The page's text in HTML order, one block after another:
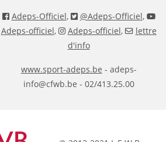
Adeps-Officiel, @Adeps-Officiel,
Adeps-officiel, Adeps-officiel,
lettre
d'info
www.sport-adeps.be - adeps-
info@cfwb.be - 02/413.25.00